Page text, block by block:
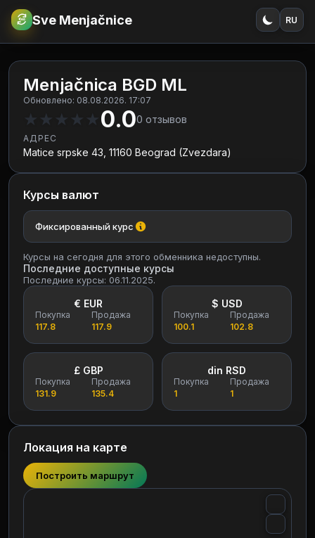
€RSD Sve Menjačnice RU
Menjačnica BGD ML
Обновлено: 08.08.2026. 17:07
★ ★ ★ ★ ★0.00 отзывов
АДРЕС
Matice srpske 43, 11160 Beograd (Zvezdara)
Курсы валют
Фиксированный курс
Курсы на сегодня для этого обменника недоступны.
Последние доступные курсы
Последние курсы: 06.11.2025.
€ EUR
Покупка
117.8
Продажа
117.9
$ USD
Покупка
100.1
Продажа
102.8
£ GBP
Покупка
131.9
Продажа
135.4
din RSD
Покупка
1
Продажа
1
Локация на карте
Построить маршрут